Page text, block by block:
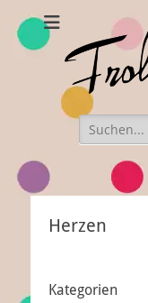
Suchen
nach:
Herzen
Kategorien